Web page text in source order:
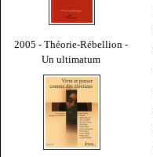
2005 - Théorie-Rébellion -
Un ultimatum